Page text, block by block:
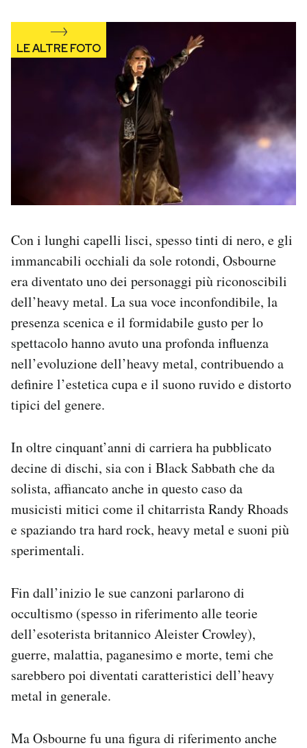
Con i lunghi capelli lisci, spesso tinti di nero, e gli
immancabili occhiali da sole rotondi, Osbourne
era diventato uno dei personaggi più riconoscibili
dell’heavy metal. La sua voce inconfondibile, la
presenza scenica e il formidabile gusto per lo
spettacolo hanno avuto una profonda influenza
nell’evoluzione dell’heavy metal, contribuendo a
definire l’estetica cupa e il suono ruvido e distorto
tipici del genere.
In oltre cinquant’anni di carriera ha pubblicato
decine di dischi, sia con i Black Sabbath che da
solista, affiancato anche in questo caso da
musicisti mitici come il chitarrista Randy Rhoads
e spaziando tra hard rock, heavy metal e suoni più
sperimentali.
Fin dall’inizio le sue canzoni parlarono di
occultismo (spesso in riferimento alle teorie
dell’esoterista britannico Aleister Crowley),
guerre, malattia, paganesimo e morte, temi che
sarebbero poi diventati caratteristici dell’heavy
metal in generale.
Ma Osbourne fu una figura di riferimento anche